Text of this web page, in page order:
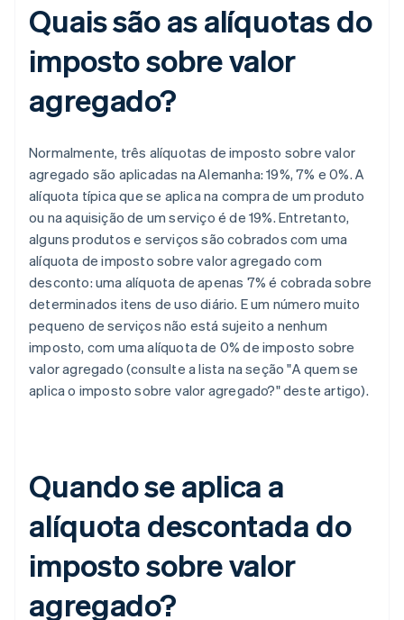
Quais são as alíquotas do
imposto sobre valor
agregado?
Normalmente, três alíquotas de imposto sobre valor
agregado são aplicadas na Alemanha: 19%, 7% e 0%. A
alíquota típica que se aplica na compra de um produto
ou na aquisição de um serviço é de 19%. Entretanto,
alguns produtos e serviços são cobrados com uma
alíquota de imposto sobre valor agregado com
desconto: uma alíquota de apenas 7% é cobrada sobre
determinados itens de uso diário. E um número muito
pequeno de serviços não está sujeito a nenhum
imposto, com uma alíquota de 0% de imposto sobre
valor agregado (consulte a lista na seção "A quem se
aplica o imposto sobre valor agregado?" deste artigo).
Quando se aplica a
alíquota descontada do
imposto sobre valor
agregado?